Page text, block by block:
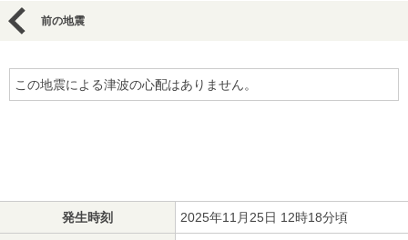
前の地震
この地震による津波の心配はありません。
発生時刻 2025年11月25日 12時18分頃